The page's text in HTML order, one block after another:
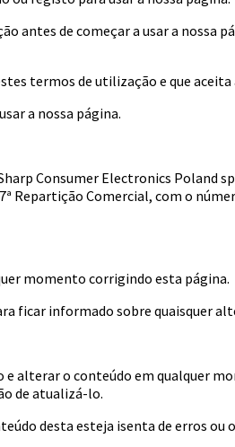
antes de começar a usar a nossa
termos de utilização e que
a nossa página.
Consumer Electronics Poland
Comercial, com o
momento corrigindo esta página.
ficar informado sobre quaisquer
e alterar o conteúdo em qualquer
de atualizá-lo.
desta esteja isenta de erros ou